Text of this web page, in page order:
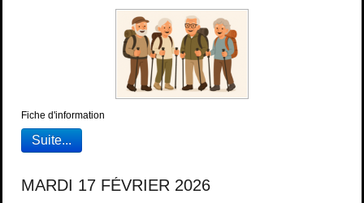
Fiche d'information
Suite...
MARDI 17 FÉVRIER 2026